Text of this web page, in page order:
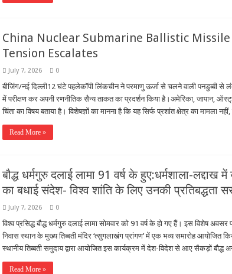
China Nuclear Submarine Ballistic
Tension Escalates
July 7, 2026 0
बीजिंग/नई दिल्ली12 घंटे पहलेकॉपी लिंकचीन ने परमाणु ऊर्जा से चलने वाली पनडुब्बी से
में परीक्षण कर अपनी रणनीतिक सैन्य ताकत का प्रदर्शन किया है।अमेरिका, जापान,
चिंता का विषय बताया है। विशेषज्ञों का मानना है कि यह सिर्फ प्रशांत क्षेत्र का मामला
Read More »
बौद्ध धर्मगुरु दलाई लामा 91 वर्ष के हुए:धर्मशाला-लद्दाख
का बधाई संदेश- विश्व शांति के लिए उनकी प्रतिबद्धता
July 7, 2026 0
विश्व प्रसिद्ध बौद्ध धर्मगुरु दलाई लामा सोमवार को 91 वर्ष के हो गए हैं। इस विशेष
निवास स्थान के मुख्य तिब्बती मंदिर ‘त्सुगलाखंग प्रांगण’ में एक भव्य समारोह आयोजित
स्थानीय तिब्बती समुदाय द्वारा आयोजित इस कार्यक्रम में देश-विदेश से आए सैकड़ों बौद्ध
Read More »